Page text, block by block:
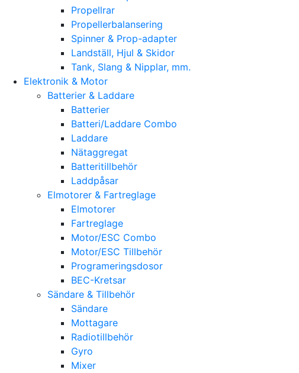
Propellrar
Propellerbalansering
Spinner & Prop-adapter
Landställ, Hjul & Skidor
Tank, Slang & Nipplar, mm.
Elektronik & Motor
Batterier & Laddare
Batterier
Batteri/Laddare Combo
Laddare
Nätaggregat
Batteritillbehör
Laddpåsar
Elmotorer & Fartreglage
Elmotorer
Fartreglage
Motor/ESC Combo
Motor/ESC Tillbehör
Programeringsdosor
BEC-Kretsar
Sändare & Tillbehör
Sändare
Mottagare
Radiotillbehör
Gyro
Mixer